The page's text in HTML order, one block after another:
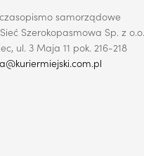
czasopismo samorządowe
Szerokopasmowa Sp. z o.o.
ul. 3 Maja 11 pok. 216-218